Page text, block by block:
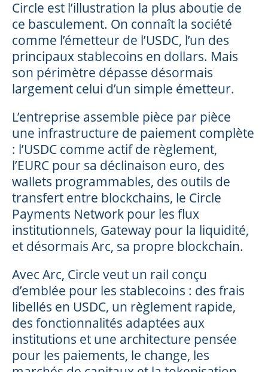
Circle est l’illustration la plus aboutie de
ce basculement. On connaît la société
comme l’émetteur de l’USDC, l’un des
principaux stablecoins en dollars. Mais
son périmètre dépasse désormais
largement celui d’un simple émetteur.
L’entreprise assemble pièce par pièce
une infrastructure de paiement complète
: l’USDC comme actif de règlement,
l’EURC pour sa déclinaison euro, des
wallets programmables, des outils de
transfert entre blockchains, le Circle
Payments Network pour les flux
institutionnels, Gateway pour la liquidité,
et désormais Arc, sa propre blockchain.
Avec Arc, Circle veut un rail conçu
d’emblée pour les stablecoins : des frais
libellés en USDC, un règlement rapide,
des fonctionnalités adaptées aux
institutions et une architecture pensée
pour les paiements, le change, les